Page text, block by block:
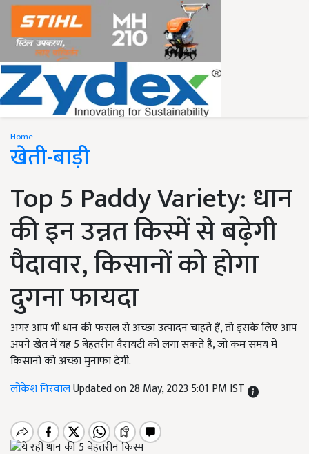
Home
खेती-बाड़ी
Top 5 Paddy Variety: धान
की इन उन्नत किस्में से बढ़ेगी
पैदावार, किसानों को होगा
दुगना फायदा
अगर आप भी धान की फसल से अच्छा उत्पादन चाहते हैं, तो इसके लिए आप
अपने खेत में यह 5 बेहतरीन वैरायटी को लगा सकते हैं, जो कम समय में
किसानों को अच्छा मुनाफा देगी.
लोकेश निरवालUpdated on 28 May, 2023 5:01 PM IST